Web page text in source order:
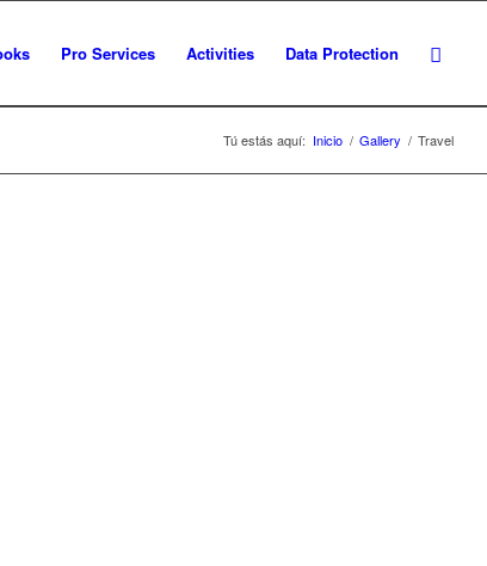
Pro Services Activities Data Protection
Tú estás aquí: Inicio / Gallery / Travel